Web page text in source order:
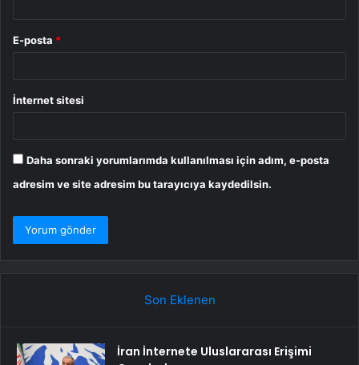
E-posta *
İnternet sitesi
Daha sonraki yorumlarımda kullanılması için adım, e-posta
adresim ve site adresim bu tarayıcıya kaydedilsin.
Son Eklenen
İran İnternete Uluslararası Erişimi